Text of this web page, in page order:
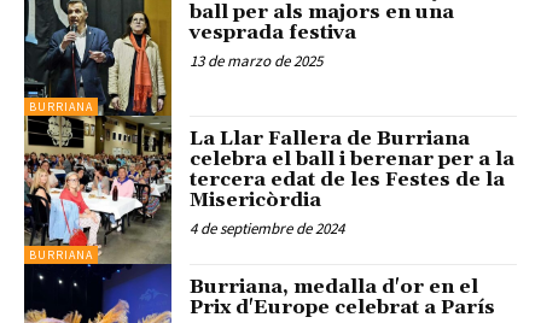
BURRIANA
ball per als majors en una
vesprada festiva
13 de marzo de 2025
BURRIANA
La Llar Fallera de Burriana
celebra el ball i berenar per a la
tercera edat de les Festes de la
Misericòrdia
4 de septiembre de 2024
Burriana, medalla d'or en el
Prix d'Europe celebrat a París